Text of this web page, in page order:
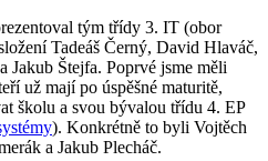
tým třídy 3. IT (obor
Tadeáš Černý, David Hlaváč,
Štejfa. Poprvé jsme měli
už mají po úspěšné maturitě,
školu a svou bývalou třídu 4. EP
). Konkrétně to byli Vojtěch
a Jakub Plecháč.